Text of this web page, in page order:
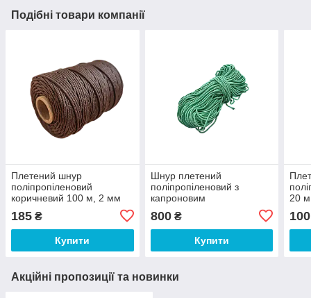
Подібні товари компанії
Плетений шнур
поліпропіленовий
коричневий 100 м, 2 мм
185 ₴
Купити
Шнур плетений
поліпропіленовий з
капроновим
наповнювачем, 6 мм, 100
метрів
800₴
Купити
20
100
Акційні пропозиції та новинки